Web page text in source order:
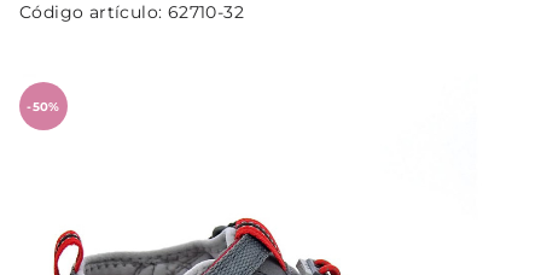
Código artículo: 62710-32
-50%